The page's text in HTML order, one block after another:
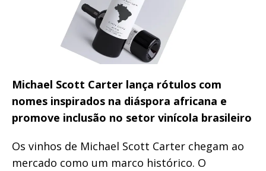
Michael Scott Carter lança rótulos com
nomes inspirados na diáspora africana e
promove inclusão no setor vinícola brasileiro
Os vinhos de Michael Scott Carter chegam ao
mercado como um marco histórico. O